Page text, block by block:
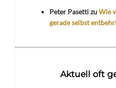
Peter PasettizuWie
gerade selbst
Aktuell oft